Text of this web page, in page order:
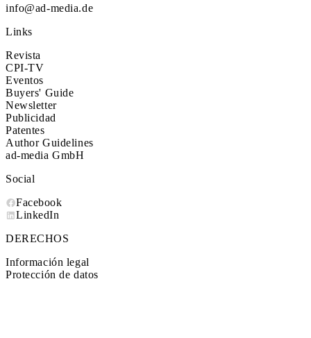
info@ad-media.de
Links
Revista
CPI-TV
Eventos
Buyers' Guide
Newsletter
Publicidad
Patentes
Author Guidelines
ad-media GmbH
Social
Facebook
LinkedIn
DERECHOS
Información legal
Protección de datos